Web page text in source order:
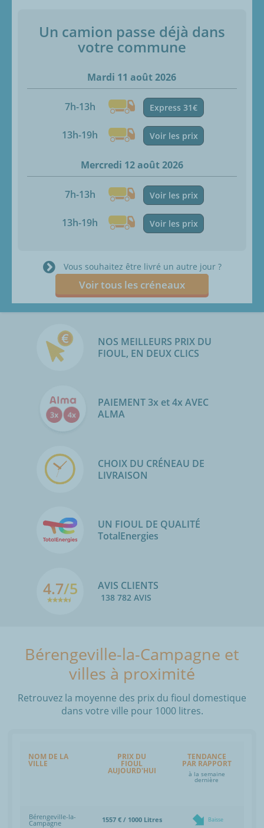
Un camion passe déjà dans
votre commune
Mardi 11 août 2026
7h-13h Express 31€
13h-19h Voir les prix
Mercredi 12 août 2026
7h-13h Voir les prix
13h-19h Voir les prix
Vous souhaitez être livré un autre jour ?
Voir tous les créneaux
NOS MEILLEURS PRIX DU
FIOUL, EN DEUX CLICS
PAIEMENT 3x et 4x AVEC
ALMA
CHOIX DU CRÉNEAU DE
LIVRAISON
UN FIOUL DE QUALITÉ
TotalEnergies
4.7/5 AVIS CLIENTS
138 782 AVIS
Bérengeville-la-Campagne et
villes à proximité
Retrouvez la moyenne des prix du fioul domestique
dans votre ville pour 1000 litres.
NOM DE LA
VILLE
PRIX DU
FIOUL
AUJOURD'HUI
TENDANCE
PAR RAPPORT
à la semaine
dernière
Bérengeville-la-
Campagne 1557 € / 1000 Litres Baisse